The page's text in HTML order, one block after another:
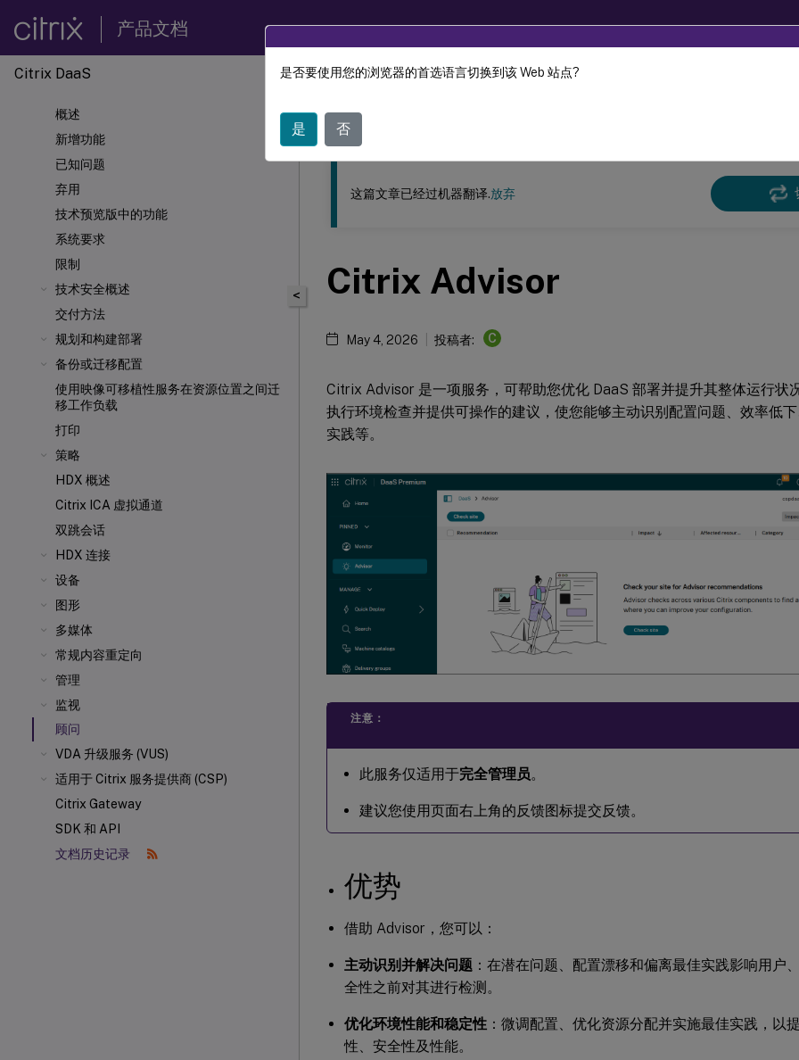
产品文档
Citrix DaaS
概述
新增功能
已知问题
弃用
技术预览版中的功能
系统要求
限制
技术安全概述
交付方法
规划和构建部署
备份或迁移配置
使用映像可移植性服务在资源位置之间迁
移工作负载
打印
策略
HDX 概述
Citrix ICA 虚拟通道
双跳会话
HDX 连接
设备
图形
多媒体
常规内容重定向
管理
监视
顾问
VDA 升级服务 (VUS)
适用于 Citrix 服务提供商 (CSP)
Citrix Gateway
SDK 和 API
文档历史记录
此内容已经过机器动态翻译。
<
这篇文章已经过机器翻译.放弃
Citrix Advisor
May 4, 2026 投稿者: C
Citrix Advisor 是一项服务，可帮助您优化 DaaS 部署并提升其整体运行状
执行环境检查并提供可操作的建议，使您能够主动识别配置问题、效率低
实践等。
注意：
此服务仅适用于完全管理员。
建议您使用页面右上角的反馈图标提交反馈。
优势
借助 Advisor，您可以：
主动识别并解决问题 ：在潜在问题、配置漂移和偏离最佳实践影响用户
全性之前对其进行检测。
优化环境性能和稳定性 ：微调配置、优化资源分配并实施最佳实践，以
性、安全性及性能。
是否要使用您的浏览器的首选语言切换到该 Web 站点?
是 否